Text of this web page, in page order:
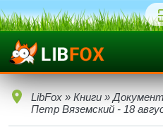
LibFox » Книги »
Петр Вяземский - 18